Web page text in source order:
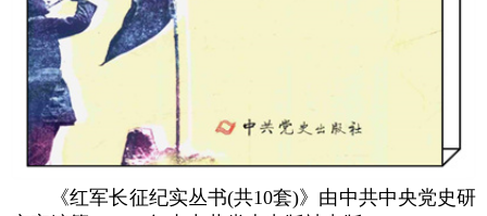
《红军长征纪实丛书(共10套)》由中共中央党史研